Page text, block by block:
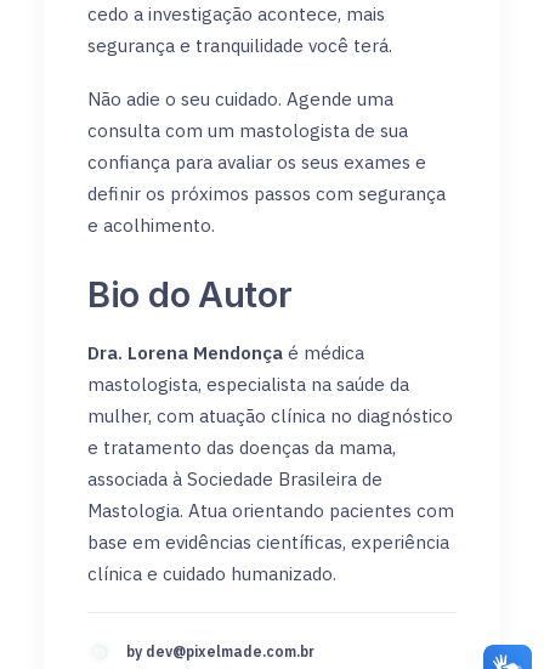
cedo a investigação acontece, mais
segurança e tranquilidade você terá.
Não adie o seu cuidado. Agende uma
consulta com um mastologista de sua
confiança para avaliar os seus exames e
definir os próximos passos com segurança
e acolhimento.
Bio do Autor
Dra. Lorena Mendonça é médica
mastologista, especialista na saúde da
mulher, com atuação clínica no diagnóstico
e tratamento das doenças da mama,
associada à Sociedade Brasileira de
Mastologia. Atua orientando pacientes com
base em evidências científicas, experiência
clínica e cuidado humanizado.
by dev@pixelmade.com.br